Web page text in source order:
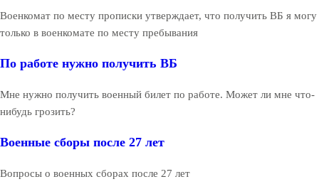
Военкомат по месту прописки утверждает, что получить ВБ я могу
только в военкомате по месту пребывания
По работе нужно получить ВБ
Мне нужно получить военный билет по работе. Может ли мне что-
нибудь грозить?
Военные сборы после 27 лет
Вопросы о военных сборах после 27 лет